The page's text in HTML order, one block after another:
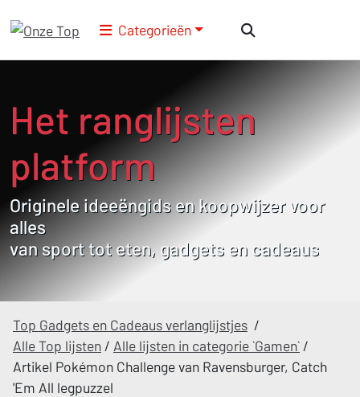
Categorieën
Het ranglijsten
platform
Originele ideeëngids en koopwijzer voor
alles
van sport tot eten, gadgets en cadeaus
Top Gadgets en Cadeaus verlanglijstjes /
Alle Top lijsten / Alle lijsten in categorie `Gamen` /
Artikel Pokémon Challenge van Ravensburger, Catch
'Em All legpuzzel